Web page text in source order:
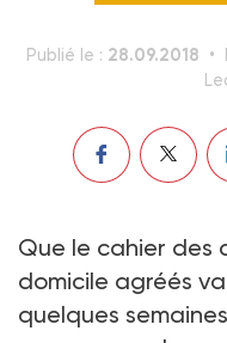
Publié le : 28.09.2018
Que le cahier des
domicile agréés
quelques